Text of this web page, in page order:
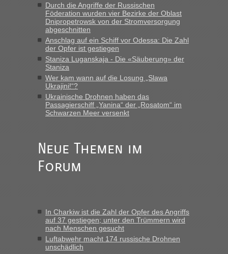
die Ukraine
„Man sollte aber explizit dazu schreiben, daß es ein Zug von
LeoExpress ist - und nur auf deren Webseite kann man die
Fahrkarten kaufen. Zumindest ist es die erste Umsteigefreie
Verbindung von Deutschland...“
Recht, Visa und Dokumente • Re: Deklaration
gebrauchter Kleidung beim Zoll
„Vielen Dank, mit einem Briefchen meiner Frau im Gepäck
gab es keine Probleme“
fast 11 Milliarden aufgedeckt
„Am besten wäre natürlich, wenn die Frau mit dabei ist.
Alleinreisende Männer stehen schließlich immer unter
Milliarden aufgedeckt
„Kein Zoll. Du musst an sich nur sagen dass das privat ist
und du nicht damit handeln willst. So lange das nicht
Originalverpackt ist und ersichlich das nicht neu sollte es
Durch die Angriffe der Russischen
Föderation wurden vier Bezirke der Oblast
Dnipropetrowsk von der Stromversorgung
abgeschnitten
Anschlag auf ein Schiff vor Odessa: Die Zahl
der Opfer ist gestiegen
Staniza Luganskaja - Die «Säuberung» der
Staniza
Wer kam wann auf die Losung „Slawa
Ukrajini!“?
Ukrainische Drohnen haben das
Passagierschiff „Yanina“ der „Rosatom“ im
Schwarzen Meer versenkt
Neue Themen im
Forum
In Charkiw ist die Zahl der Opfer des Angriffs
auf 37 gestiegen; unter den Trümmern wird
nach Menschen gesucht
Luftabwehr macht 174 russische Drohnen
unschädlich